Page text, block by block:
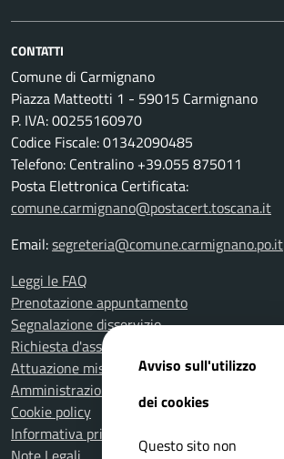
CONTATTI
Comune di Carmignano
Piazza Matteotti 1 - 59015 Carmignano
P. IVA: 00255160970
Codice Fiscale: 01342090485
Telefono: Centralino +39.055 875011
Posta Elettronica Certificata:
comune.carmignano@postacert.toscana.it
Email:segreteria@comune.carmignano.po.it
Leggi le FAQ
Prenotazione appuntamento
Segnalazione disservizio
Richiesta d'assistenza
Attuazione misure PNRR
Amministrazione trasparente
Cookie policy
Informativa privacy
Avviso sull'utilizzo
dei cookies
Questo sito non